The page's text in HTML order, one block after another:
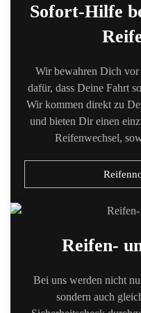
Sofort-Hilfe
Wir bewahren Dich vor
dafür, dass Deine Fahrt
Wir kommen direkt zu
und bieten Dir einen
Reifenwechsel,
Reifen-
Bei uns werden nicht
sondern auch